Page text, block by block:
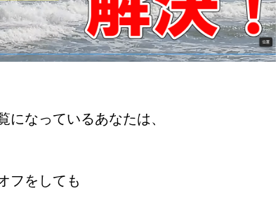
になっているあなたは、
フをしても